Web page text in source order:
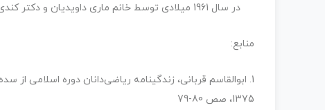
در سال 1961 میلادی توسط خانم ماری داویدیان و دکتر کندی به انگلیسی ترجمه شده و مورد بحث قرار گرفته است.
منابع:
1. ابوالقاسم قربانی، زندگینامه ریاضی‌دانان دوره اسلامی
1375، صص 80-79